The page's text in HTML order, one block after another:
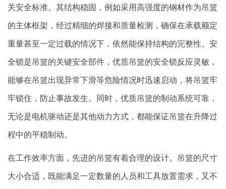
关安全标准。其结构稳固，例如采用高强度的钢材作为吊篮
的主体框架，经过精细的焊接和质量检测，确保在承载额定
重量甚至一定过载的情况下，依然能保持结构的完整性。安
全锁是吊篮的关键安全部件，优质吊篮的安全锁反应灵敏，
能够在吊篮出现异常下滑等危险情况时迅速启动，将吊篮牢
牢锁住，防止事故发生。同时，优质吊篮的制动系统可靠，
无论是电机驱动还是其他动力方式，都能保证吊篮在升降过
程中的平稳制动。
在工作效率方面，先进的吊篮有着合理的设计。吊篮的尺寸
大小合适，既能满足一定数量的人员和工具放置需求，又不